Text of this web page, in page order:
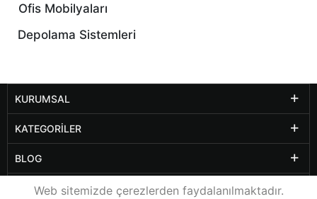
Web sitemizde çerezlerden faydalanılmaktadır.
Ofis Mobilyaları
Depolama Sistemleri
KURUMSAL
KATEGORILER
BLOG
DIĞER SAYFALAR